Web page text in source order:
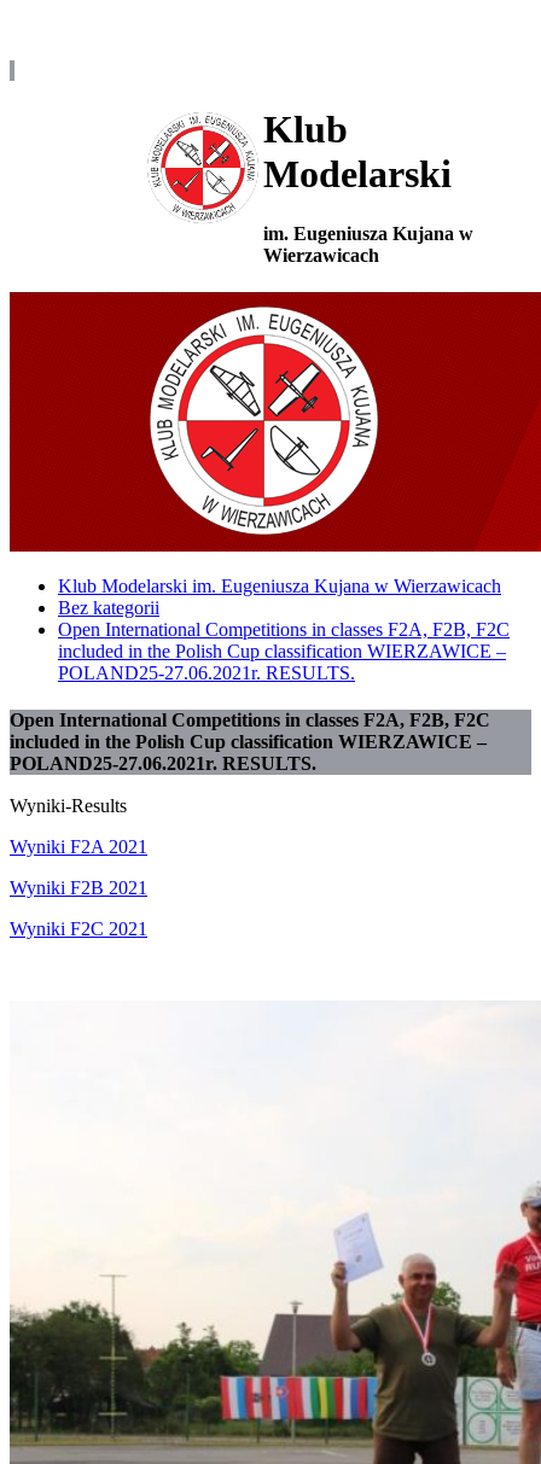
Klub
Modelarski
im. Eugeniusza Kujana w
Wierzawicach
Klub Modelarski im. Eugeniusza Kujana w Wierzawicach
Bez kategorii
Open International Competitions in classes F2A, F2B, F2C
included in the Polish Cup classification WIERZAWICE –
POLAND25-27.06.2021r. RESULTS.
Open International Competitions in classes F2A, F2B, F2C
included in the Polish Cup classification WIERZAWICE –
POLAND25-27.06.2021r. RESULTS.
Wyniki-Results
Wyniki F2A 2021
Wyniki F2B 2021
Wyniki F2C 2021